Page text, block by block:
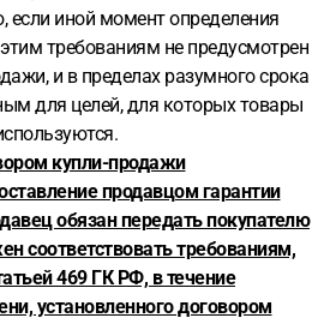
если иной момент определения
требованиям не предусмотрен
и в пределах разумного срока
для целей, для которых товары
купли-продажи
продавцом гарантии
обязан передать покупателю
соответствовать требованиям,
469 ГК РФ, в течение
установленного договором